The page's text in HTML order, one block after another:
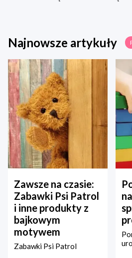
Najnowsze artykuły
Zawsze na czasie:
Zabawki Psi Patrol
i inne produkty z
bajkowym
motywem
Zabawki Psi Patrol